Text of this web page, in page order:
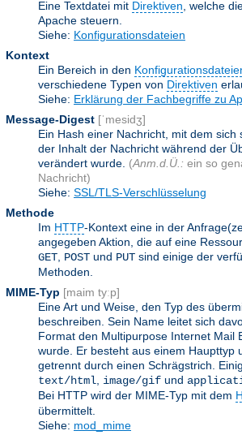
Eine Textdatei mit Direktiven , welche
Apache steuern.
Siehe: Konfigurationsdateien
Kontext
Ein Bereich in den
verschiedene Typen von Direktiven
Siehe: Erklärung der Fachbegriffe zu
Message-Digest [ˈmesidʒ]
Ein Hash einer Nachricht, mit dem
der Inhalt der Nachricht während der
verändert wurde. (Anm.d.Ü.: ein so
Nachricht)
Siehe: SSL/TLS-Verschlüsselung
Methode
Im HTTP-Kontext eine in der
angegeben Aktion, die auf eine
GET POST und PUT sind einige der
Methoden.
MIME-Typ [maim tyːp]
Eine Art und Weise, den Typ des
beschreiben. Sein Name leitet sich
Format den Multipurpose Internet Mail
wurde. Er besteht aus einem Haupttyp
getrennt durch einen Schrägstrich.
text/html image/gif und
Bei HTTP wird der MIME-Typ mit dem
übermittelt.
Siehe: mod_mime